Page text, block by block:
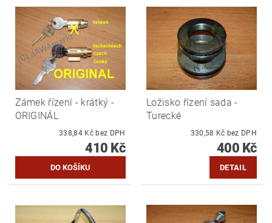
Zámek řízení - krátký -
ORIGINÁL
338,84 Kč bez DPH
410 Kč
Ložisko řízení sada -
Turecké
330,58 Kč bez DPH
400 Kč
DETAIL